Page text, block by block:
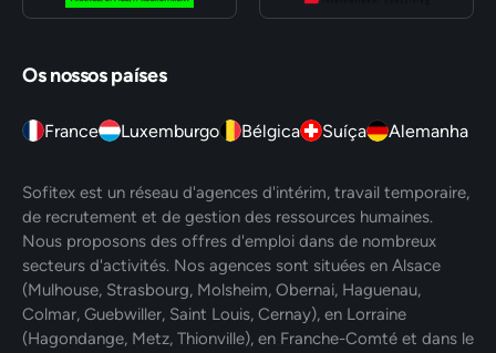
Os nossos países
France Luxemburgo Bélgica Suíça Alemanha
Sofitex est un réseau d'agences d'intérim, travail temporaire,
de recrutement et de gestion des ressources humaines.
Nous proposons des offres d'emploi dans de nombreux
secteurs d'activités. Nos agences sont situées en Alsace
(Mulhouse, Strasbourg, Molsheim, Obernai, Haguenau,
Colmar, Guebwiller, Saint Louis, Cernay), en Lorraine
(Hagondange, Metz, Thionville), en Franche-Comté et dans le